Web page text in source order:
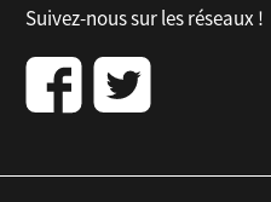
Suivez-nous sur les réseaux !